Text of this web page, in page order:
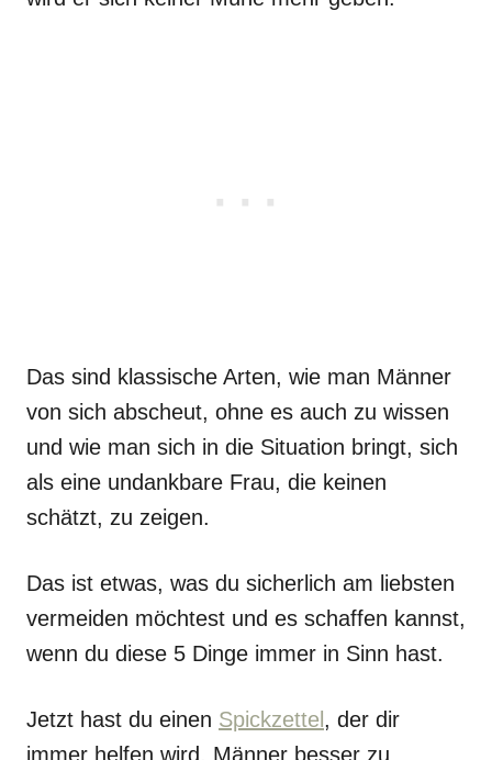
Das sind klassische Arten, wie man Männer
von sich abscheut, ohne es auch zu wissen
und wie man sich in die Situation bringt, sich
als eine undankbare Frau, die keinen
schätzt, zu zeigen.
Das ist etwas, was du sicherlich am liebsten
vermeiden möchtest und es schaffen kannst,
wenn du diese 5 Dinge immer in Sinn hast.
Jetzt hast du einen Spickzettel , der dir
immer helfen wird, Männer besser zu